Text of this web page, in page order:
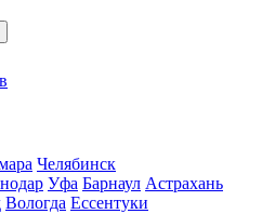
Челябинск
Уфа Барнаул Астрахань
Вологда Ессентуки